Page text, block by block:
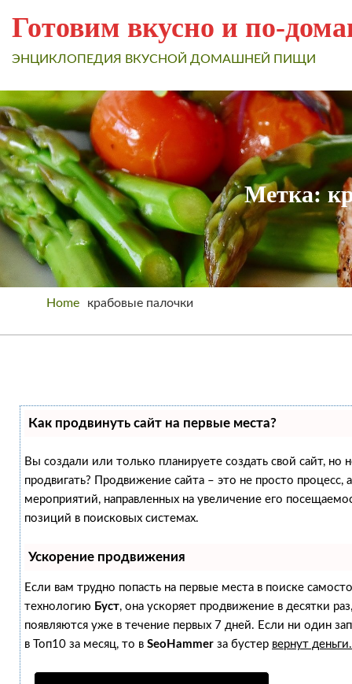
Готовим вкусно и по-
ЭНЦИКЛОПЕДИЯ ВКУСНОЙ ДОМАШНЕЙ ПИЩИ
Метка:
Home крабовые палочки
Как продвинуть сайт на первые места?
Вы создали или только планируете создать свой сайт, но
продвигать? Продвижение сайта – это не просто процесс,
мероприятий, направленных на увеличение его
позиций в поисковых системах.
Ускорение продвижения
Если вам трудно попасть на первые места в поиске
технологию Буст, она ускоряет продвижение в десятки
появляются уже в течение первых 7 дней. Если ни один
в Топ10 за месяц, то в SeoHammer за бустер вернут деньги.